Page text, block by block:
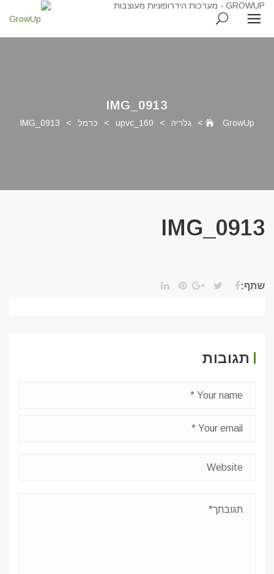
IMG_0913
GrowUp
> גלריה >
upvc_160
> כרמל >
IMG_0913
IMG_0913
שתף:
תגובות